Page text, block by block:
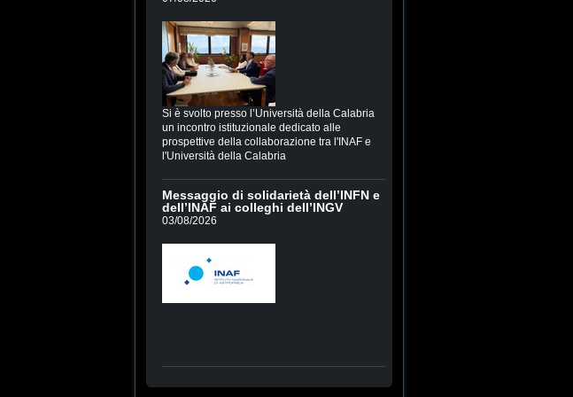
Si è svolto presso l’Università della Calabria
un incontro istituzionale dedicato alle
prospettive della collaborazione tra l'INAF e
l'Università della Calabria
Messaggio di solidarietà dell’INFN e
dell’INAF ai colleghi dell’INGV
03/08/2026